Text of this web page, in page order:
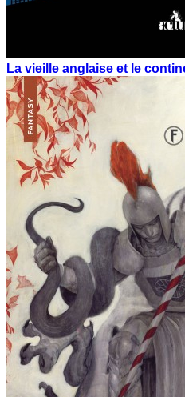
La vieille anglaise et le